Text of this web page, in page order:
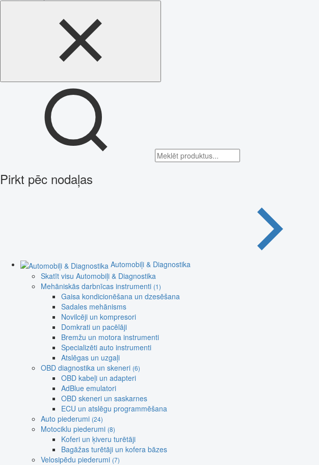
Pirkt pēc nodaļas
Automobiļi & Diagnostika
Skatīt visu Automobiļi & Diagnostika
Mehāniskās darbnīcas instrumenti (1)
Gaisa kondicionēšana un dzesēšana
Sadales mehānisms
Novilcēji un kompresori
Domkrati un pacēlāji
Bremžu un motora instrumenti
Specializēti auto instrumenti
Atslēgas un uzgaļi
OBD diagnostika un skeneri (6)
OBD kabeļi un adapteri
AdBlue emulatori
OBD skeneri un saskarnes
ECU un atslēgu programmēšana
Auto piederumi (24)
Motociklu piederumi (8)
Koferi un ķiveru turētāji
Bagāžas turētāji un kofera bāzes
Velosipēdu piederumi (7)